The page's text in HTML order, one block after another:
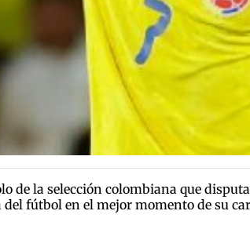
de la selección colombiana que
fútbol en el mejor momento de su